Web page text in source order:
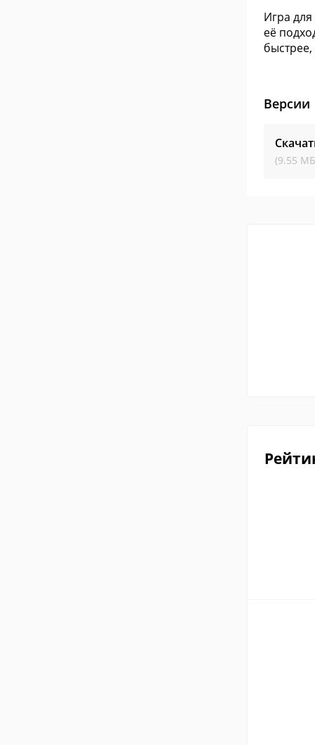
Игра
её
Версии
(9.55